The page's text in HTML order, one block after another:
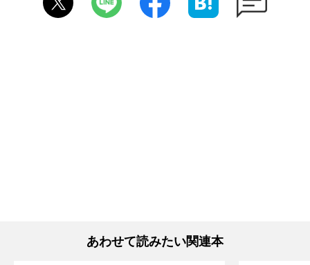
あわせて読みたい関連本